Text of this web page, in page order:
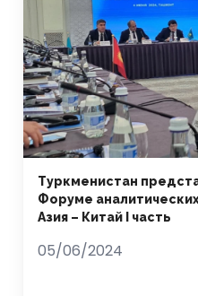
Туркменистан
Форуме
Азия – Китай I часть
05/06/2024